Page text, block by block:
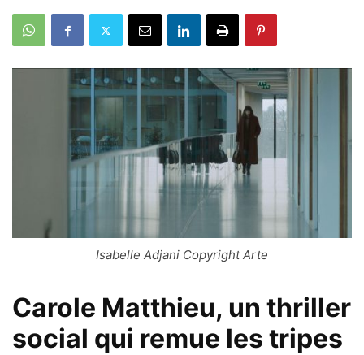
Isabelle Adjani Copyright Arte
Carole Matthieu, un thriller
social qui remue les tripes